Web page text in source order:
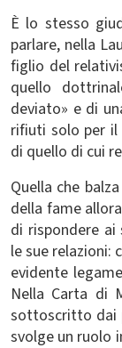
È lo stesso
parlare, nella
figlio del
quello
deviato» e di
rifiuti solo per il
di quello di cui
Quella che
della fame
di rispondere
le sue relazioni:
evidente
Nella Carta di
sottoscritto dai
svolge un ruolo